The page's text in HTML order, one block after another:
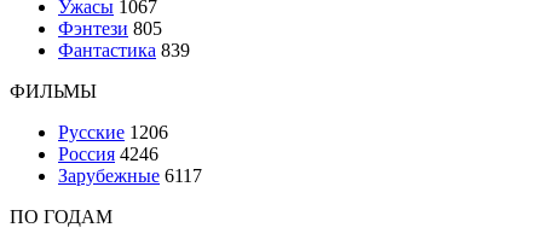
Ужасы 1067
Фэнтези 805
Фантастика 839
ФИЛЬМЫ
Русские 1206
Россия 4246
Зарубежные 6117
ПО ГОДАМ